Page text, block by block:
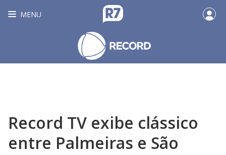
MENU
Record TV exibe clássico
entre Palmeiras e São